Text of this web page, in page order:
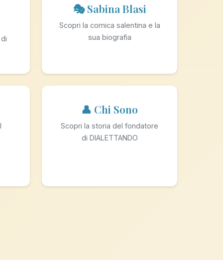
🎭 Sabina Blasi
Scopri la comica salentina e la
sua biografia
👤 Chi Sono
Scopri la storia del fondatore
di DIALETTANDO